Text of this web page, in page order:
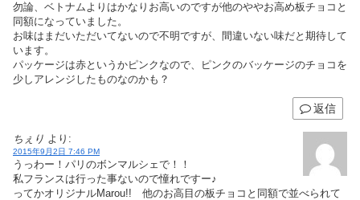
勿論、ベトナムよりはかなりお高いのですが他のややお高め板チョコと
同額になっていました。
お味はまだいただいてないので不明ですが、間違いない味だと期待して
います。
パッケージは赤というかピンクなので、ピンクのバッケージのチョコを
少しアレンジしたものなのかも？
返信
ちぇり より:
2015年9月2日 7:46 PM
うっわー！パリのボンマルシェで！！
私フランスは行った事ないので憧れですー♪
ってかオリジナルMarou!! 他のお高目の板チョコと同額で並べられて